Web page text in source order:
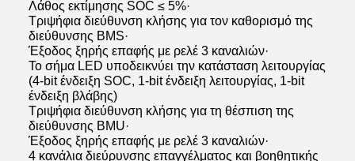
Λάθος εκτίμησης SOC ≤ 5%·
Τριψήφια διεύθυνση κλήσης για τον καθορισμό της
διεύθυνσης BMS·
Έξοδος ξηρής επαφής με ρελέ 3 καναλιών·
Το σήμα LED υποδεικνύει την κατάσταση λειτουργίας
(4-bit ένδειξη SOC, 1-bit ένδειξη λειτουργίας, 1-bit
ένδειξη βλάβης)
Τριψήφια διεύθυνση κλήσης για τη θέσπιση της
διεύθυνσης BMU·
Έξοδος ξηρής επαφής με ρελέ 3 καναλιών·
4 κανάλια διεύρυνσης επαγγέλματος και βοηθητικής